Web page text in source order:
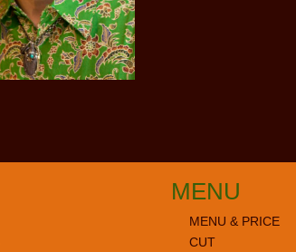
MENU
MENU & PRICE
CUT